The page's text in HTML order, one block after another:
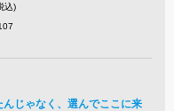
込)
じゃなく、選んでここに来